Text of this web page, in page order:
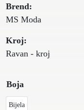
Brend:
MS Moda
Kroj:
Ravan - kroj
Boja
Bijela